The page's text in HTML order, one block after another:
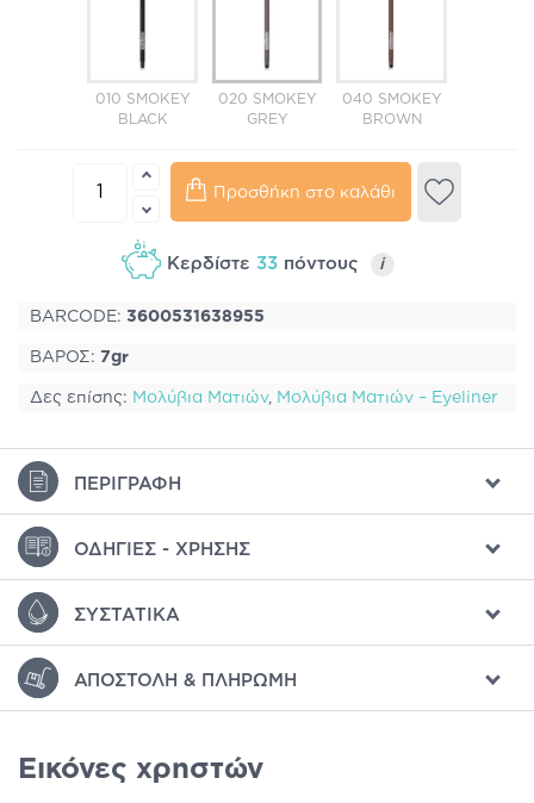
010 SMOKEY
BLACK
020 SMOKEY
GREY
040 SMOKEY
BROWN
Προσθήκη στο καλάθι
Κερδίστε 33 πόντους i
BARCODE: 3600531638955
ΒΑΡΟΣ: 7gr
Δες επίσης: Μολύβια Ματιών, Μολύβια Ματιών – Eyeliner
ΠΕΡΙΓΡΑΦΉ
ΟΔΗΓΊΕΣ - ΧΡΉΣΗΣ
ΣΥΣΤΑΤΙΚΆ
ΑΠΟΣΤΟΛΉ & ΠΛΗΡΩΜΉ
Εικόνες χρηστών